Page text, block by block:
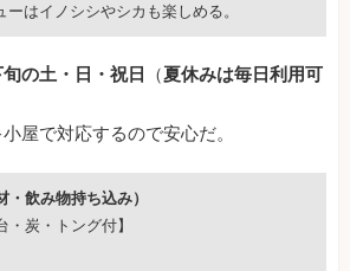
ーはイノシシやシカも楽しめる。
の土・日・祝日 （夏休みは毎日利用可
屋で対応するので安心だ。
飲み物持ち込み）
・炭・トング付】